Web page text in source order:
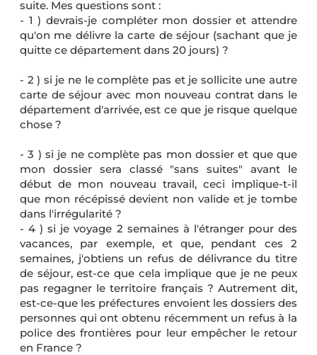
suite. Mes questions sont :
- 1 ) devrais-je compléter mon dossier et attendre
qu'on me délivre la carte de séjour (sachant que je
quitte ce département dans 20 jours) ?
- 2 ) si je ne le complète pas et je sollicite une autre
carte de séjour avec mon nouveau contrat dans le
département d'arrivée, est ce que je risque quelque
chose ?
- 3 ) si je ne complète pas mon dossier et que que
mon dossier sera classé "sans suites" avant le
début de mon nouveau travail, ceci implique-t-il
que mon récépissé devient non valide et je tombe
dans l'irrégularité ?
- 4 ) si je voyage 2 semaines à l'étranger pour des
vacances, par exemple, et que, pendant ces 2
semaines, j'obtiens un refus de délivrance du titre
de séjour, est-ce que cela implique que je ne peux
pas regagner le territoire français ? Autrement dit,
est-ce-que les préfectures envoient les dossiers des
personnes qui ont obtenu récemment un refus à la
police des frontières pour leur empêcher le retour
en France ?